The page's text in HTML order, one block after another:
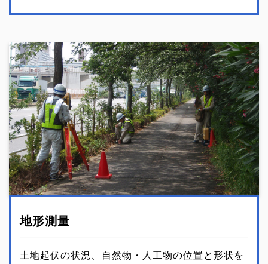
地形測量
土地起伏の状況、自然物・人工物の位置と形状を